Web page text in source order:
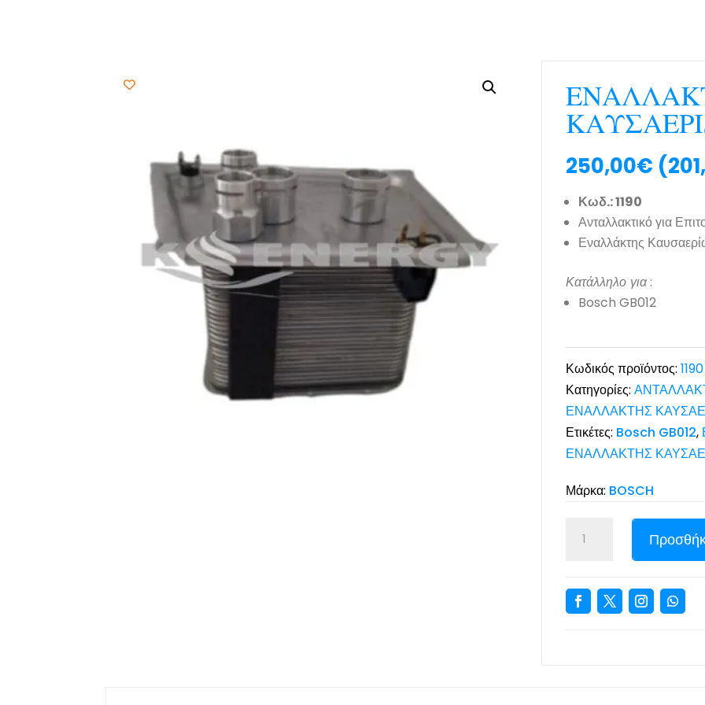
250,00€ (
Κωδ.: 1190
Ανταλλακτικό για
Εναλλάκτης
Κατάλληλο για:
Bosch GB012
Κωδικός προϊόντος:1190
Κατηγορίες:
ΕΝΑΛΛΑΚΤΗΣ
Ετικέτες: Bosch GB012,
ΕΝΑΛΛΑΚΤΗΣ
Μάρκα: BOSCH